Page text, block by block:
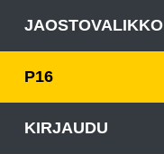
JAOSTOVALIKKO
P16
KIRJAUDU